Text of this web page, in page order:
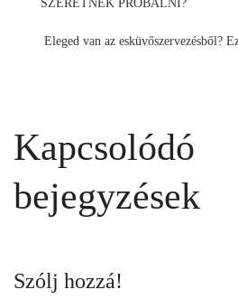
SZERETNÉK PRÓBÁLNI?
Eleged van az esküvőszervezésből?
Kapcsolódó
bejegyzések
Szólj hozzá!